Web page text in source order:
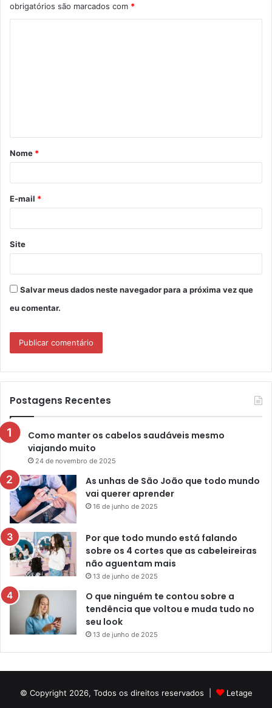
obrigatórios são marcados com *
á
r
*
Nome *
E-mail *
Site
Salvar meus dados neste navegador para a próxima vez que
eu comentar.
Postagens Recentes
Como manter os cabelos saudáveis mesmo
viajando muito
24 de novembro de 2025
As unhas de São João que todo mundo
vai querer aprender
16 de junho de 2025
Por que todo mundo está falando
sobre os 4 cortes que as cabeleireiras
não aguentam mais
13 de junho de 2025
O que ninguém te contou sobre a
tendência que voltou e muda tudo no
seu look
13 de junho de 2025
© Copyright 2026, Todos os direitos reservados |
Letage